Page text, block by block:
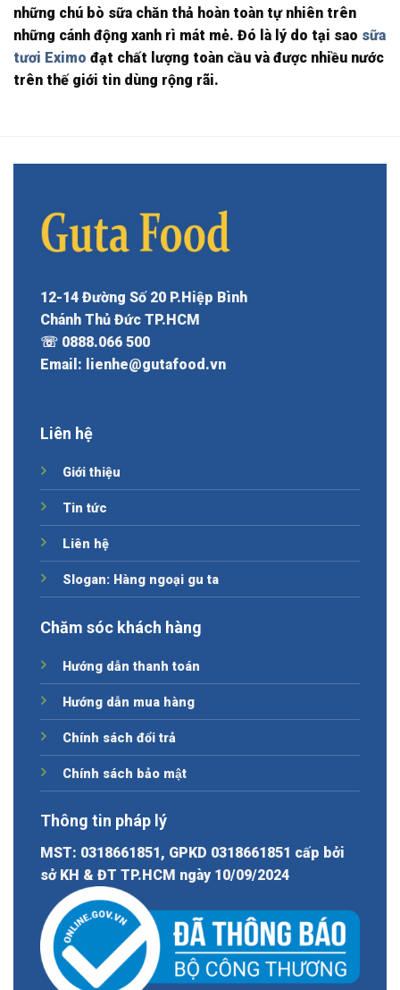
những chú bò sữa chăn thả hoàn toàn tự nhiên trên
những cánh động xanh rì mát mẻ. Đó là lý do tại sao sữa
tươi Eximo đạt chất lượng toàn cầu và được nhiều nước
trên thế giới tin dùng rộng rãi.
12-14 Đường Số 20 P.Hiệp Bình
Chánh Thủ Đức TP.HCM
☏ 0888.066 500
Email: lienhe@gutafood.vn
Liên hệ
Giới thiệu
Tin tức
Liên hệ
Slogan: Hàng ngoại gu ta
Chăm sóc khách hàng
Hướng dẫn thanh toán
Hướng dẫn mua hàng
Chính sách đổi trả
Chính sách bảo mật
Thông tin pháp lý
MST: 0318661851, GPKD 0318661851 cấp bởi
sở KH & ĐT TP.HCM ngày 10/09/2024